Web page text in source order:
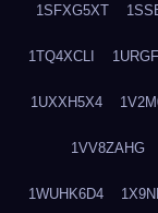
1SFXG5XT
1TQ4XCLI
1UXXH5X4
1VV8ZAHG
1WUHK6D4